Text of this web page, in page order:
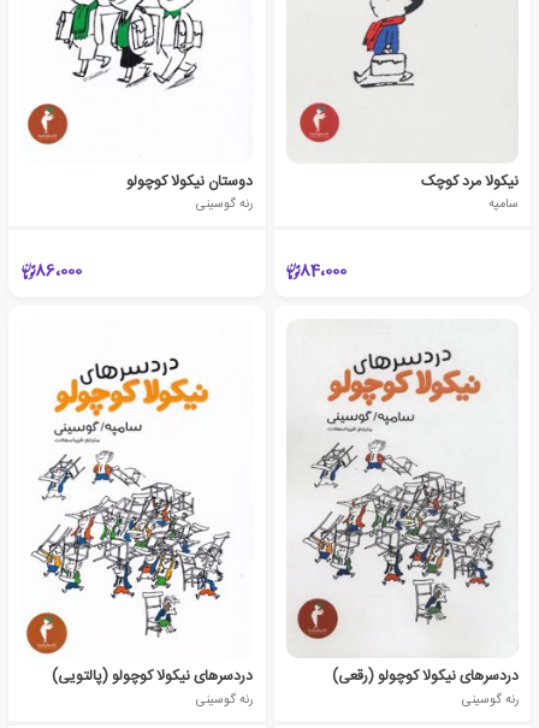
نیکولا مرد کوچک
سامپه
84،000
دوستان نیکولا کوچولو
رنه گوسینی
86،000
دردسرهای نیکولا کوچولو (رقعی)
رنه گوسینی
دردسرهای نیکولا کوچولو (پالتویی)
رنه گوسینی